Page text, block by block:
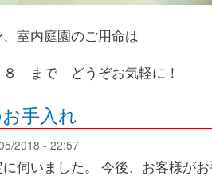
室内庭園のご用命は
８ まで どうぞお気軽に！
手入れ
2018 - 22:57
伺いました。 今後、お客様が